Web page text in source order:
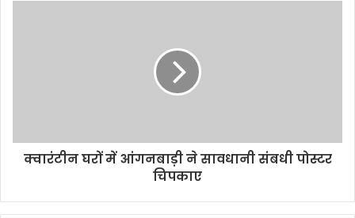
क्वारंटीन घरों में आंगनबाड़ी ने सावधानी संबधी पोस्टर
चिपकाए